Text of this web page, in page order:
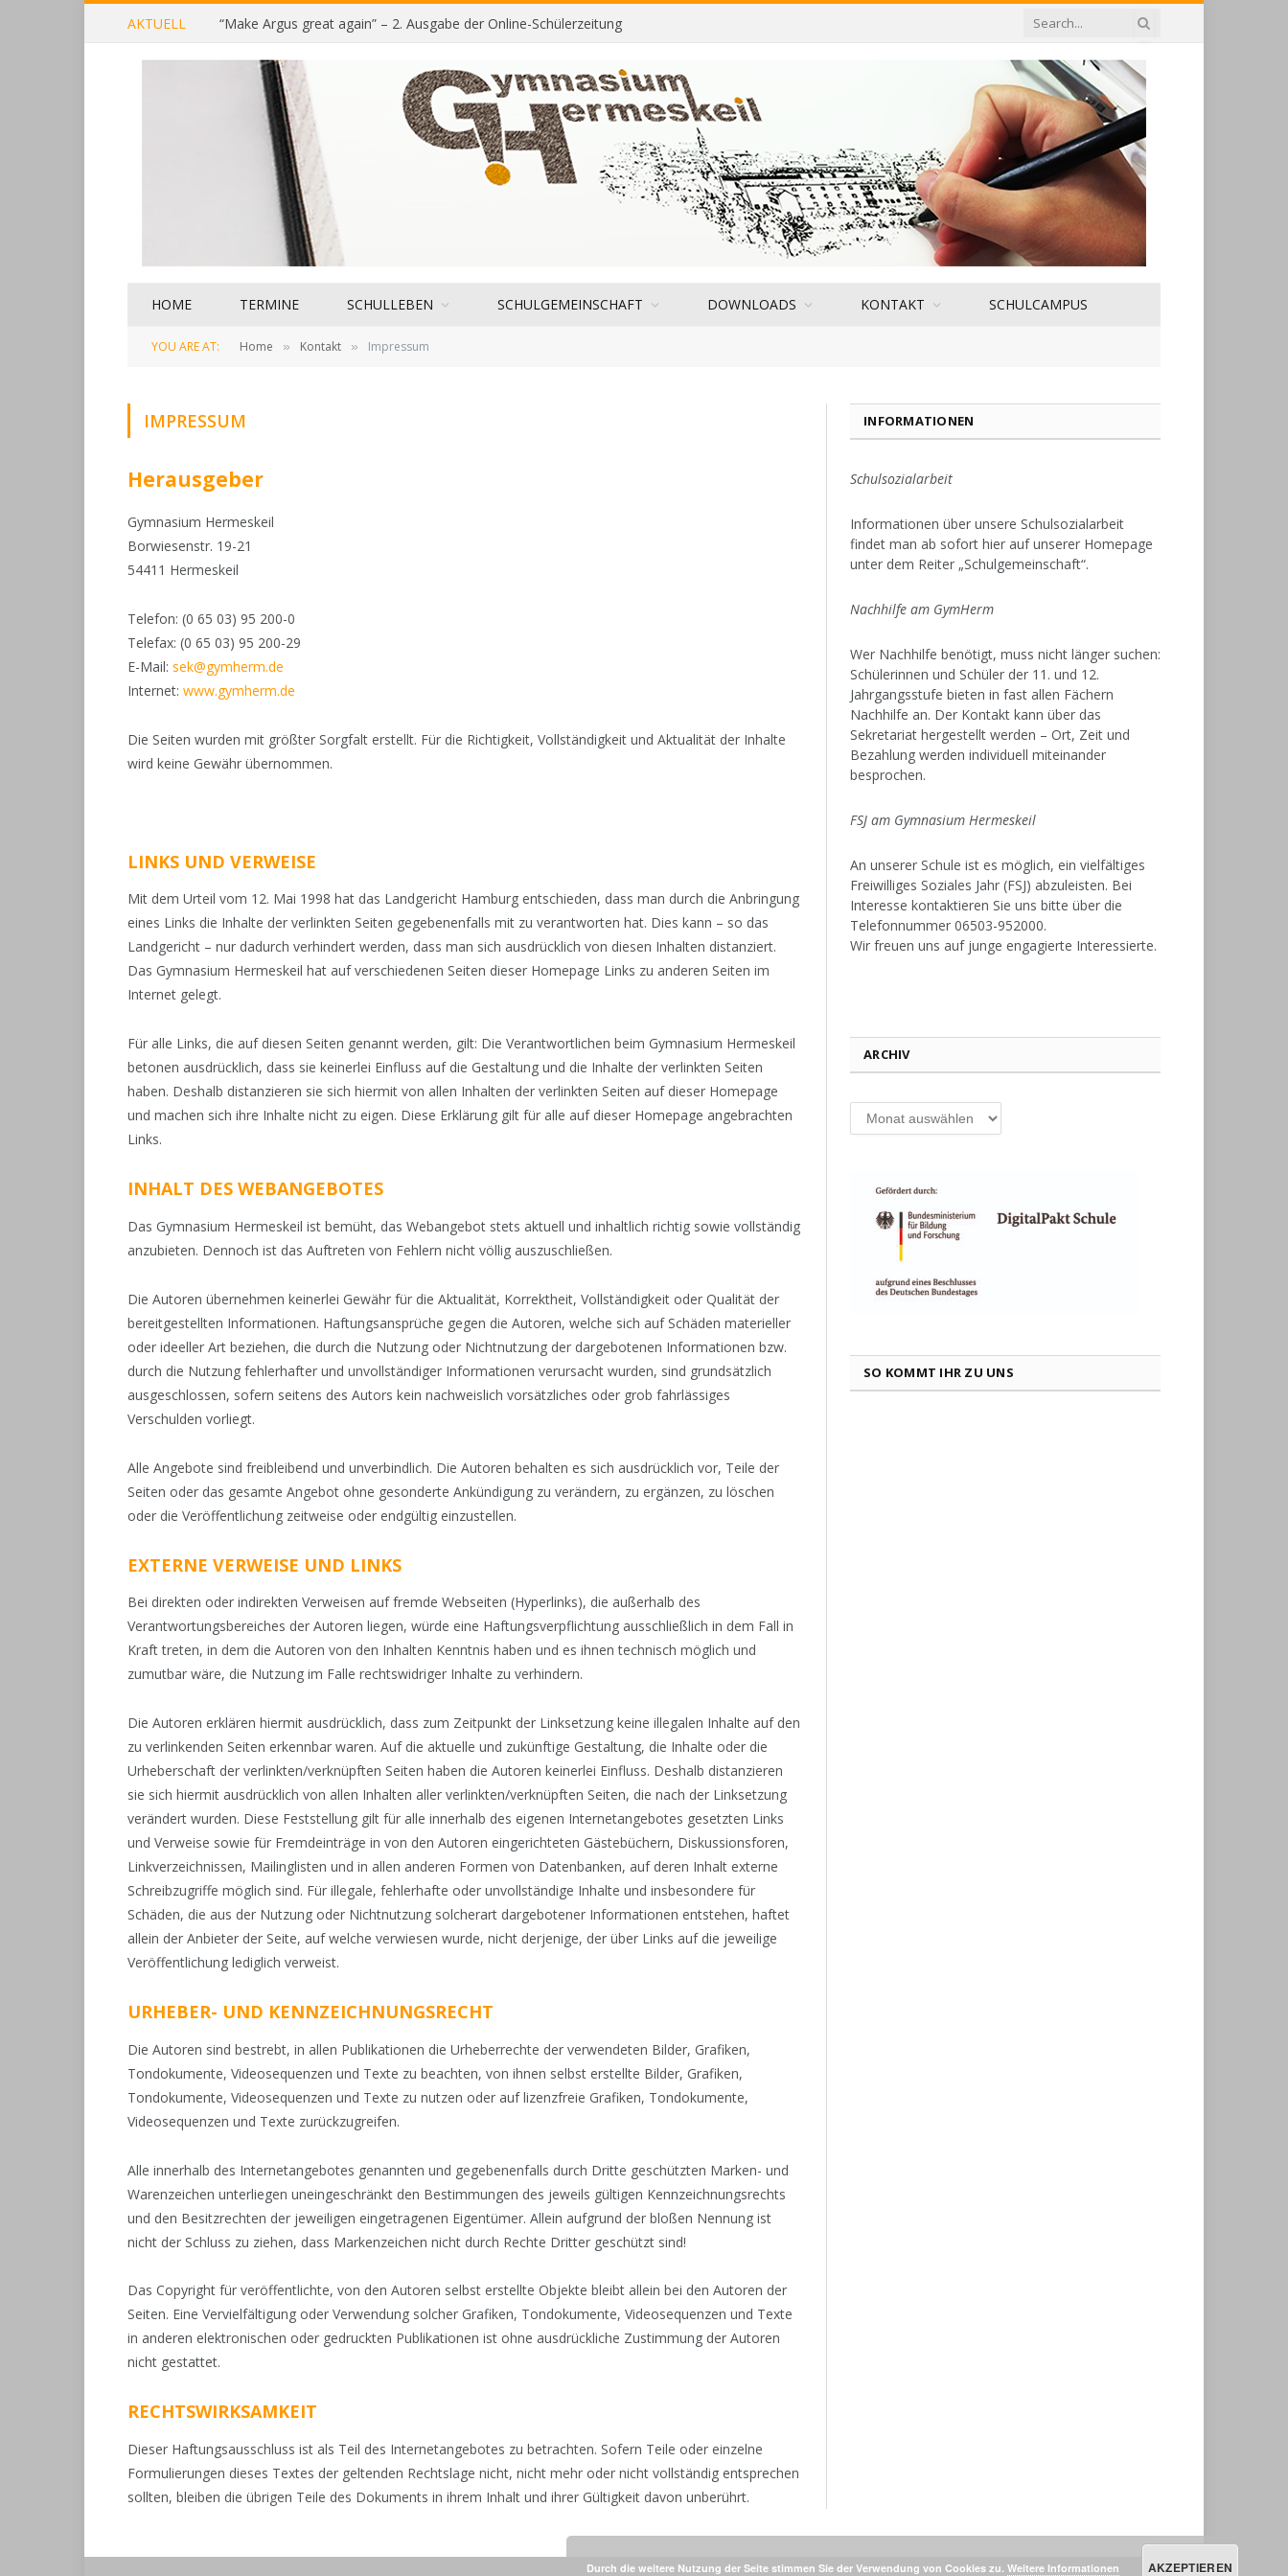
AKTUELL “Make Argus great again” – 2. Ausgabe der Online-Schülerzeitung
HOME TERMINE SCHULLEBEN SCHULGEMEINSCHAFT DOWNLOADS KONTAKT SCHULCAMPUS
YOU ARE AT: Home » Kontakt » Impressum
IMPRESSUM
Herausgeber
Gymnasium Hermeskeil
Borwiesenstr. 19-21
54411 Hermeskeil
Telefon: (0 65 03) 95 200-0
Telefax: (0 65 03) 95 200-29
E-Mail: sek@gymherm.de
Internet: www.gymherm.de
Die Seiten wurden mit größter Sorgfalt erstellt. Für die Richtigkeit, Vollständigkeit und Aktualität der Inhalte
wird keine Gewähr übernommen.
LINKS UND VERWEISE
Mit dem Urteil vom 12. Mai 1998 hat das Landgericht Hamburg entschieden, dass man durch die Anbringung
eines Links die Inhalte der verlinkten Seiten gegebenenfalls mit zu verantworten hat. Dies kann – so das
Landgericht – nur dadurch verhindert werden, dass man sich ausdrücklich von diesen Inhalten distanziert.
Das Gymnasium Hermeskeil hat auf verschiedenen Seiten dieser Homepage Links zu anderen Seiten im
Internet gelegt.
Für alle Links, die auf diesen Seiten genannt werden, gilt: Die Verantwortlichen beim Gymnasium Hermeskeil
betonen ausdrücklich, dass sie keinerlei Einfluss auf die Gestaltung und die Inhalte der verlinkten Seiten
haben. Deshalb distanzieren sie sich hiermit von allen Inhalten der verlinkten Seiten auf dieser Homepage
und machen sich ihre Inhalte nicht zu eigen. Diese Erklärung gilt für alle auf dieser Homepage angebrachten
Links.
INHALT DES WEBANGEBOTES
Das Gymnasium Hermeskeil ist bemüht, das Webangebot stets aktuell und inhaltlich richtig sowie vollständig
anzubieten. Dennoch ist das Auftreten von Fehlern nicht völlig auszuschließen.
Die Autoren übernehmen keinerlei Gewähr für die Aktualität, Korrektheit, Vollständigkeit oder Qualität der
bereitgestellten Informationen. Haftungsansprüche gegen die Autoren, welche sich auf Schäden materieller
oder ideeller Art beziehen, die durch die Nutzung oder Nichtnutzung der dargebotenen Informationen bzw.
durch die Nutzung fehlerhafter und unvollständiger Informationen verursacht wurden, sind grundsätzlich
ausgeschlossen, sofern seitens des Autors kein nachweislich vorsätzliches oder grob fahrlässiges
Verschulden vorliegt.
Alle Angebote sind freibleibend und unverbindlich. Die Autoren behalten es sich ausdrücklich vor, Teile der
Seiten oder das gesamte Angebot ohne gesonderte Ankündigung zu verändern, zu ergänzen, zu löschen
oder die Veröffentlichung zeitweise oder endgültig einzustellen.
EXTERNE VERWEISE UND LINKS
Bei direkten oder indirekten Verweisen auf fremde Webseiten (Hyperlinks), die außerhalb des
Verantwortungsbereiches der Autoren liegen, würde eine Haftungsverpflichtung ausschließlich in dem Fall in
Kraft treten, in dem die Autoren von den Inhalten Kenntnis haben und es ihnen technisch möglich und
zumutbar wäre, die Nutzung im Falle rechtswidriger Inhalte zu verhindern.
Die Autoren erklären hiermit ausdrücklich, dass zum Zeitpunkt der Linksetzung keine illegalen Inhalte auf den
zu verlinkenden Seiten erkennbar waren. Auf die aktuelle und zukünftige Gestaltung, die Inhalte oder die
Urheberschaft der verlinkten/verknüpften Seiten haben die Autoren keinerlei Einfluss. Deshalb distanzieren
sie sich hiermit ausdrücklich von allen Inhalten aller verlinkten/verknüpften Seiten, die nach der Linksetzung
verändert wurden. Diese Feststellung gilt für alle innerhalb des eigenen Internetangebotes gesetzten Links
und Verweise sowie für Fremdeinträge in von den Autoren eingerichteten Gästebüchern, Diskussionsforen,
Linkverzeichnissen, Mailinglisten und in allen anderen Formen von Datenbanken, auf deren Inhalt externe
Schreibzugriffe möglich sind. Für illegale, fehlerhafte oder unvollständige Inhalte und insbesondere für
Schäden, die aus der Nutzung oder Nichtnutzung solcherart dargebotener Informationen entstehen, haftet
allein der Anbieter der Seite, auf welche verwiesen wurde, nicht derjenige, der über Links auf die jeweilige
Veröffentlichung lediglich verweist.
URHEBER- UND KENNZEICHNUNGSRECHT
Die Autoren sind bestrebt, in allen Publikationen die Urheberrechte der verwendeten Bilder, Grafiken,
Tondokumente, Videosequenzen und Texte zu beachten, von ihnen selbst erstellte Bilder, Grafiken,
Tondokumente, Videosequenzen und Texte zu nutzen oder auf lizenzfreie Grafiken, Tondokumente,
Videosequenzen und Texte zurückzugreifen.
Alle innerhalb des Internetangebotes genannten und gegebenenfalls durch Dritte geschützten Marken- und
Warenzeichen unterliegen uneingeschränkt den Bestimmungen des jeweils gültigen Kennzeichnungsrechts
und den Besitzrechten der jeweiligen eingetragenen Eigentümer. Allein aufgrund der bloßen Nennung ist
nicht der Schluss zu ziehen, dass Markenzeichen nicht durch Rechte Dritter geschützt sind!
Das Copyright für veröffentlichte, von den Autoren selbst erstellte Objekte bleibt allein bei den Autoren der
Seiten. Eine Vervielfältigung oder Verwendung solcher Grafiken, Tondokumente, Videosequenzen und Texte
in anderen elektronischen oder gedruckten Publikationen ist ohne ausdrückliche Zustimmung der Autoren
nicht gestattet.
RECHTSWIRKSAMKEIT
Dieser Haftungsausschluss ist als Teil des Internetangebotes zu betrachten. Sofern Teile oder einzelne
Formulierungen dieses Textes der geltenden Rechtslage nicht, nicht mehr oder nicht vollständig entsprechen
sollten, bleiben die übrigen Teile des Dokuments in ihrem Inhalt und ihrer Gültigkeit davon unberührt.
INFORMATIONEN
Schulsozialarbeit
Informationen über unsere Schulsozialarbeit
findet man ab sofort hier auf unserer Homepage
unter dem Reiter „Schulgemeinschaft“.
Nachhilfe am GymHerm
Wer Nachhilfe benötigt, muss nicht länger suchen:
Schülerinnen und Schüler der 11. und 12.
Jahrgangsstufe bieten in fast allen Fächern
Nachhilfe an. Der Kontakt kann über das
Sekretariat hergestellt werden – Ort, Zeit und
Bezahlung werden individuell miteinander
besprochen.
FSJ am Gymnasium Hermeskeil
An unserer Schule ist es möglich, ein vielfältiges
Freiwilliges Soziales Jahr (FSJ) abzuleisten. Bei
Interesse kontaktieren Sie uns bitte über die
Telefonnummer 06503-952000.
Wir freuen uns auf junge engagierte Interessierte.
ARCHIV
Archiv
SO KOMMT IHR ZU UNS
Durch die weitere Nutzung der Seite stimmen Sie der Verwendung von Cookies zu. Weitere Informationen AKZEPTIEREN